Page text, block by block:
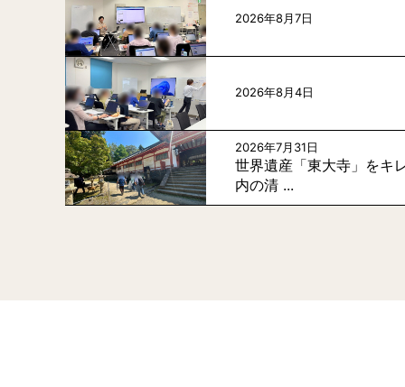
2026年8月7日
2026年8月4日
2026年7月31日
世界遺産「東大寺」をキ
内の清 ...